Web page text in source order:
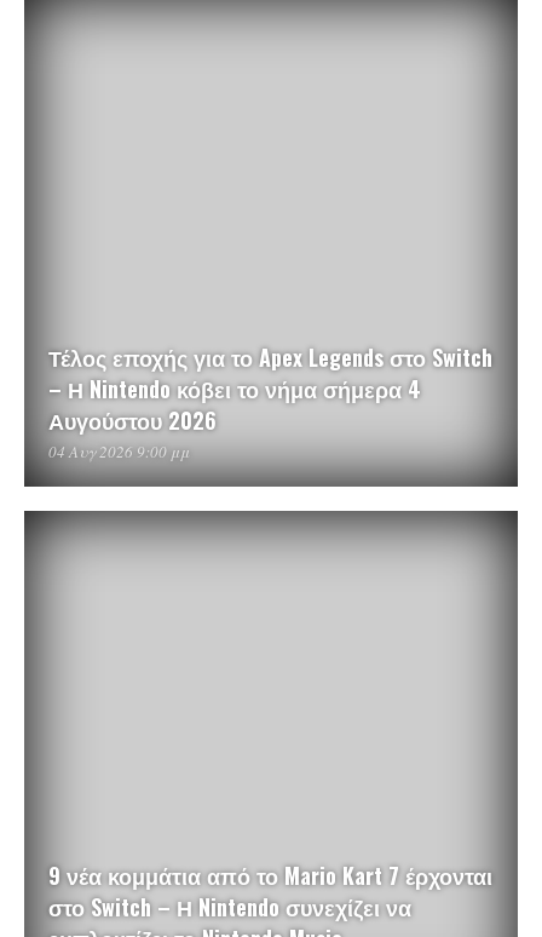
Τέλος εποχής για το Apex Legends στο Switch
– Η Nintendo κόβει το νήμα σήμερα 4
Αυγούστου 2026
04 Αυγ 2026 9:00 μμ
9 νέα κομμάτια από το Mario Kart 7 έρχονται
στο Switch – Η Nintendo συνεχίζει να